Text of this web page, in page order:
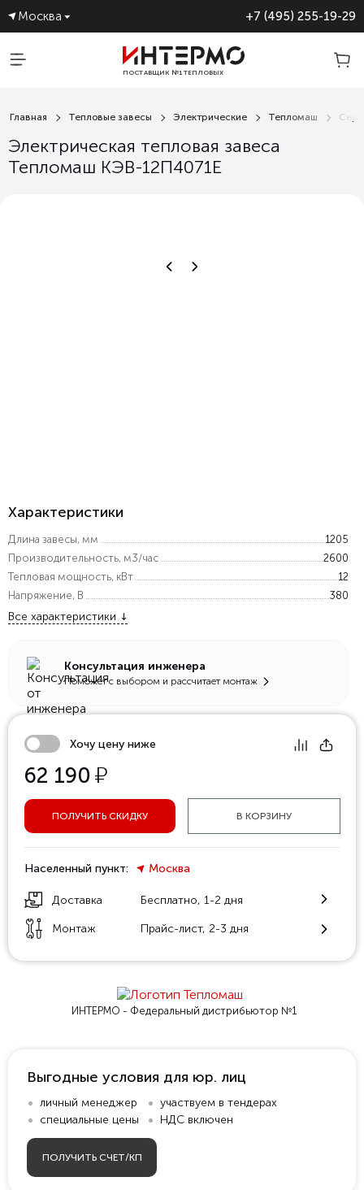
Москва +7 (495) 255-19-29
ПОСТАВЩИК №1 ТЕПЛОВЫХ
Главная Тепловые завесы Электрические Тепломаш
Электрическая тепловая завеса
Тепломаш КЭВ-12П4071Е
Характеристики
Длина завесы, мм
1205
Производительность, м3/час
2600
Тепловая мощность, кВт
12
Напряжение, В
380
Все характеристики
Консультация инженера
Поможет с выбором и рассчитает монтаж
Хочу цену ниже
62 190 у
ПОЛУЧИТЬ СКИДКУ В КОРЗИНУ
Населенный пункт: Москва
Доставка Бесплатно, 1-2 дня
Монтаж Прайс-лист, 2-3 дня
ИНТЕРМО - Федеральный дистрибьютор №1
Выгодные условия для юр. лиц
личный менеджер
специальные цены
участвуем в тендерах
НДС включен
ПОЛУЧИТЬ СЧЕТ/КП